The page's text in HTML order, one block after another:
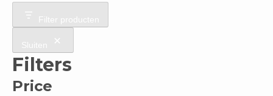
Filter producten
Sluiten
Filters
Price